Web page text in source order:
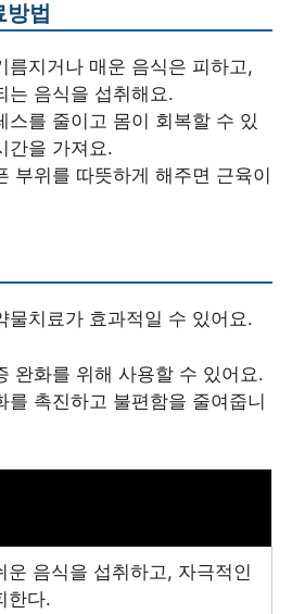
방법
름지거나 매운 음식은 피하고,
는 음식을 섭취해요.
스를 줄이고 몸이 회복할 수 있
간을 가져요.
부위를 따뜻하게 해주면 근육이
물치료가 효과적일 수 있어요.
완화를 위해 사용할 수 있어요.
를 촉진하고 불편함을 줄여줍니
운 음식을 섭취하고, 자극적인
한다.